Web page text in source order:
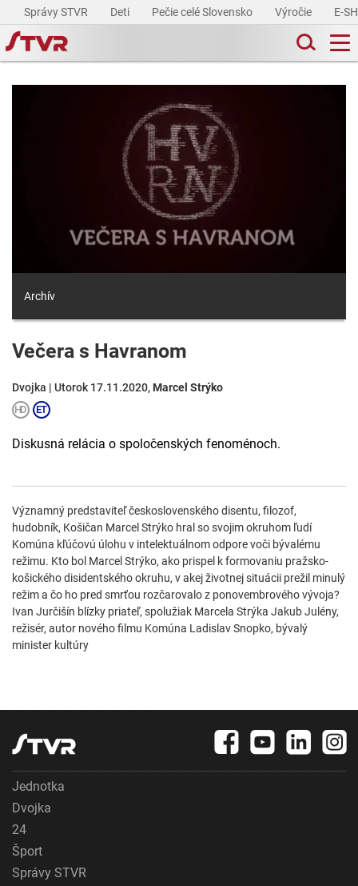
Správy STVR Deti Pečie celé Slovensko Výročie E-
Archív
Večera s Havranom
Dvojka | Utorok 17.11.2020, Marcel Strýko
Diskusná relácia o spoločenských fenoménoch.
Významný predstaviteľ československého disentu, filozof,
hudobník, Košičan Marcel Strýko hral so svojim okruhom ľudí
Komúna kľúčovú úlohu v intelektuálnom odpore voči bývalému
režimu. Kto bol Marcel Strýko, ako prispel k formovaniu pražsko-
košického disidentského okruhu, v akej životnej situácii prežil minulý
režim a čo ho pred smrťou rozčarovalo z ponovembrového vývoja?
Ivan Jurčišín blízky priateľ, spolužiak Marcela Strýka Jakub Julény,
režisér, autor nového filmu Komúna Ladislav Snopko, bývalý
minister kultúry
Jednotka
Dvojka
24
Šport
Správy STVR